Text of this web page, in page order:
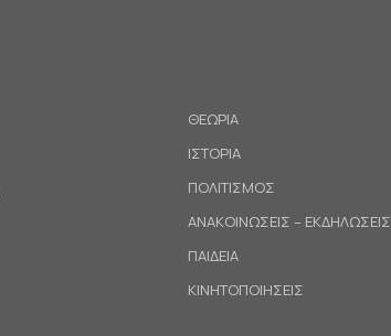
ΘΕΩΡΙΑ
ΙΣΤΟΡΙΑ
ΠΟΛΙΤΙΣΜΟΣ
ΑΝΑΚΟΙΝΩΣΕΙΣ – ΕΚΔΗΛΩΣΕΙΣ
ΠΑΙΔΕΙΑ
ΚΙΝΗΤΟΠΟΙΗΣΕΙΣ